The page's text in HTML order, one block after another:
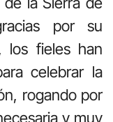
por su
los fieles han
celebrar la
rogando por
y muy